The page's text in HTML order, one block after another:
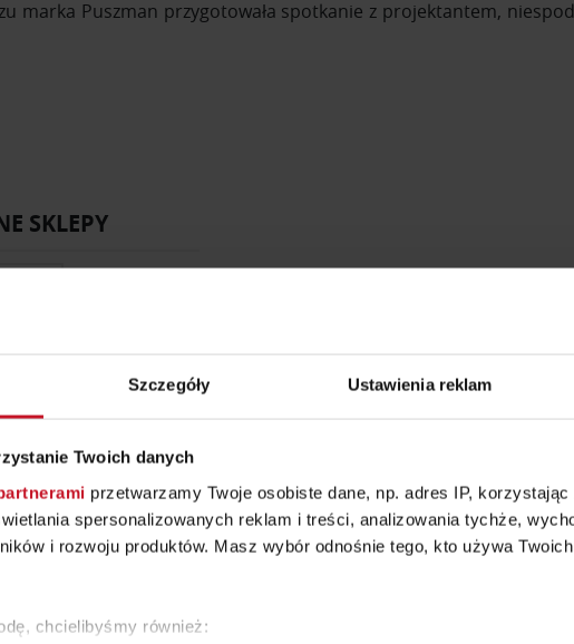
Szczegóły Ustawienia reklam
Twoich danych
przetwarzamy Twoje osobiste dane, np. adres IP,
spersonalizowanych reklam i treści, analizowania tychże,
i rozwoju produktów. Masz wybór odnośnie tego, kto używa
chcielibyśmy również:
marka Puszman przygotowała spotkanie z projektantem,
SKLEPY
777